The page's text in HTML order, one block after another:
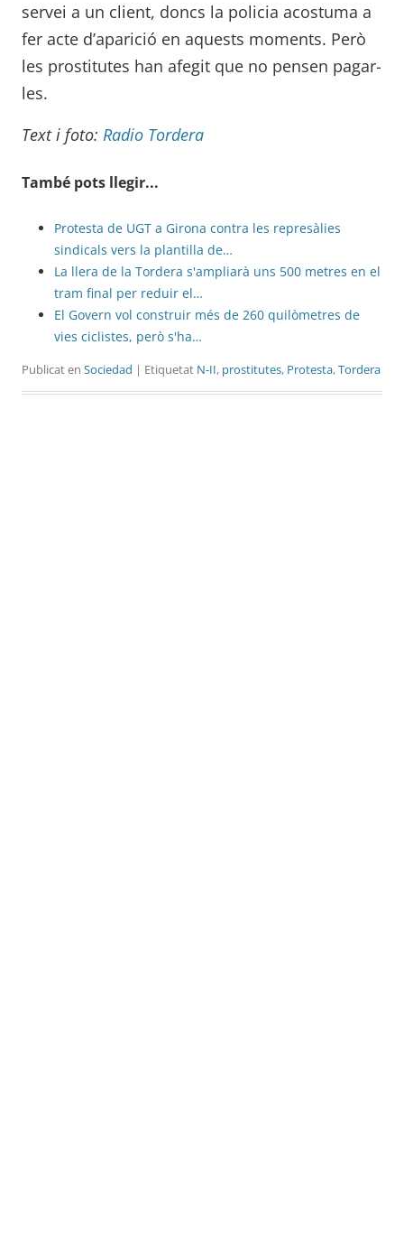
servei a un client, doncs la policia acostuma a
fer acte d’aparició en aquests moments. Però
les prostitutes han afegit que no pensen pagar-
les.
Text i foto: Radio Tordera
També pots llegir...
Protesta de UGT a Girona contra les represàlies
sindicals vers la plantilla de…
La llera de la Tordera s'ampliarà uns 500 metres en el
tram final per reduir el…
El Govern vol construir més de 260 quilòmetres de
vies ciclistes, però s'ha…
Publicat en Sociedad | Etiquetat N-II, prostitutes, Protesta,Tordera